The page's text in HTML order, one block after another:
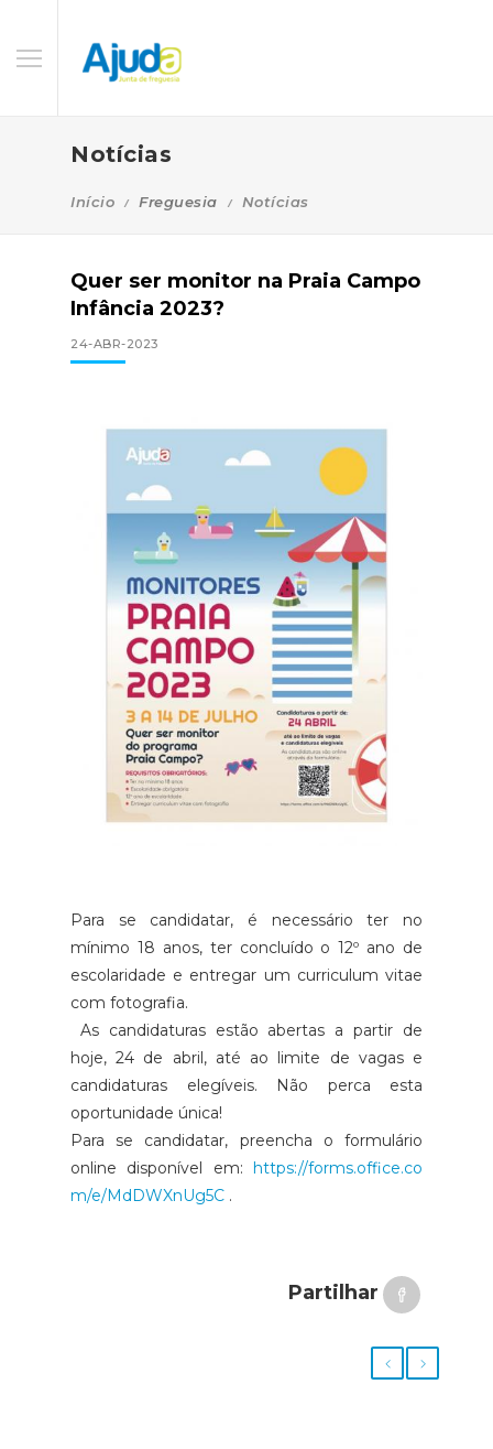
Notícias
Início Freguesia Notícias
Quer ser monitor na Praia Campo
Infância 2023?
24-ABR-2023
Para se candidatar, é necessário ter no
mínimo 18 anos, ter concluído o 12º ano de
escolaridade e entregar um curriculum vitae
com fotografia.
As candidaturas estão abertas a partir de
hoje, 24 de abril, até ao limite de vagas e
candidaturas elegíveis. Não perca esta
oportunidade única!
Para se candidatar, preencha o formulário
online disponível em: https://forms.office.co
m/e/MdDWXnUg5C .
Partilhar